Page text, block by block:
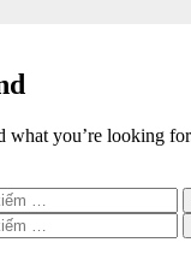
what you’re looking